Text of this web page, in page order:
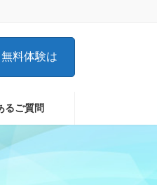
料体験は
るご質問